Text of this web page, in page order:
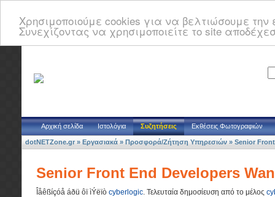
Χρησιμοποιούμε cookies για να βελτιώσουμε
Συνεχίζοντας να χρησιμοποιείτε το site
Αρχική σελίδα Ιστολόγια Συζητήσεις Εκθέσεις Φωτογραφιών
dotNETZone.gr » Εργασιακά » Προσφορά/Ζήτηση Υπηρεσιών » Senior
Senior Front End Developers
Îåêßíçóå áðü ôï ìÝëïò cyberlogic. Τελευταία δημοσίευση από το μέλος